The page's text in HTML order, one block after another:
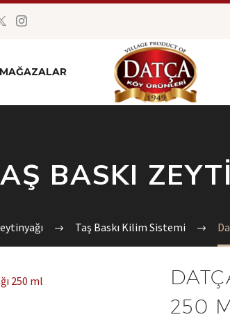
MAĞAZALAR
BASKI
Taş Baskı Kilim Sistemi
250